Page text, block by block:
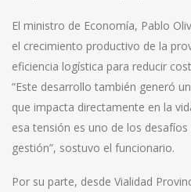
El ministro de Economía, Pablo
el crecimiento productivo de la
eficiencia logística para reducir
“Este desarrollo también generó
que impacta directamente en la
esa tensión es uno de los
gestión”, sostuvo el funcionario.
Por su parte, desde Vialidad